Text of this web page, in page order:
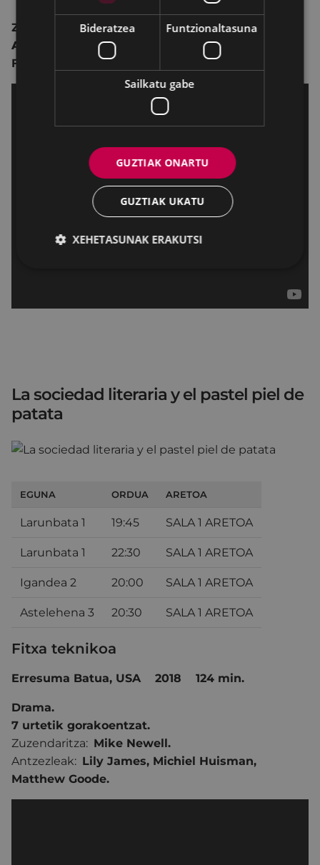
Zuzendaritza:Richard Eyre.
Antzezleak:
Emma Thompson Stanley Tucci
Fionn Whitehead
Jason Watkins,
La sociedad literaria y el pastel piel de
patata
EGUNA ORDUA ARETOA
Larunbata 1 19:45 SALA 1 ARETOA
Larunbata 1 22:30 SALA 1 ARETOA
Igandea 2 20:00 SALA 1 ARETOA
Astelehena 3 20:30 SALA 1 ARETOA
Fitxa teknikoa
Erresuma Batua, USA 2018 124 min.
Drama.
7 urtetik gorakoentzat.
Zuzendaritza: Mike Newell.
Antzezleak: Lily James, Michiel Huisman,
Matthew Goode.
Bideratzea Funtzionaltasuna
Sailkatu gabe
GUZTIAK ONARTU
GUZTIAK UKATU
XEHETASUNAK ERAKUTSI